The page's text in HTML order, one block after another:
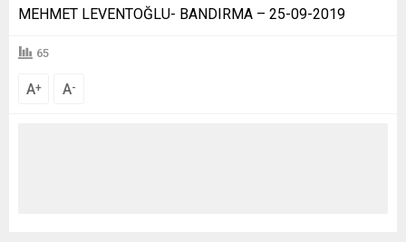
MEHMET LEVENTOĞLU- BANDIRMA – 25-09-2019
65
A+ A-